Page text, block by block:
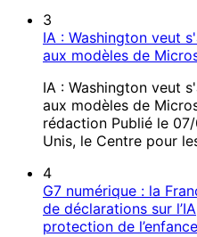
3
IA : Washington veut
aux modèles de
IA : Washington veut
aux modèles de
rédaction Publié le
Unis, le Centre pour
4
G7 numérique : la
de déclarations sur
protection de l’enfance